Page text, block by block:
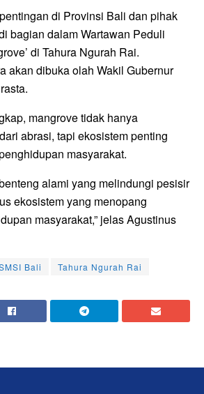
di Provinsi Bali dan pihak
bagian dalam Wartawan Peduli
di Tahura Ngurah Rai.
akan dibuka olah Wakil Gubernur
mangrove tidak hanya
abrasi, tapi ekosistem penting
masyarakat.
alami yang melindungi pesisir
ekosistem yang menopang
masyarakat,” jelas Agustinus
Bali Tahura Ngurah Rai